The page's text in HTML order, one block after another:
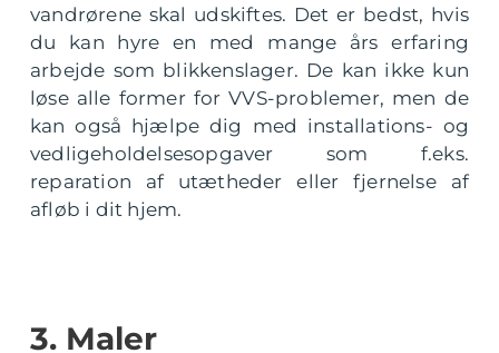
vandrørene skal udskiftes. Det er bedst, hvis
du kan hyre en med mange års erfaring
arbejde som blikkenslager. De kan ikke kun
løse alle former for VVS-problemer, men de
kan også hjælpe dig med installations- og
vedligeholdelsesopgaver som f.eks.
reparation af utætheder eller fjernelse af
afløb i dit hjem.
3. Maler